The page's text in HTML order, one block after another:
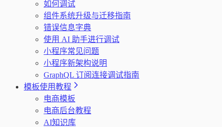
如何调试
组件系统升级与迁移指南
错误信息字典
使用 AI 助手进行调试
小程序常见问题
小程序新架构说明
GraphQL 订阅连接调试指南
模板使用教程
电商模板
电商后台教程
AI知识库